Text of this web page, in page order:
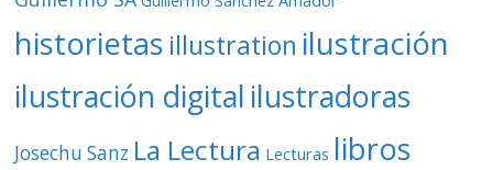
historietas illustration ilustración
ilustración digital ilustradoras
Josechu Sanz La Lectura Lecturas libros